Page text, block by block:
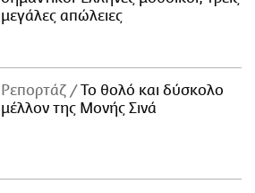
μεγάλες απώλειες
Ρεπορτάζ
Το θολό και δύσκολο
μέλλον της Μονής Σινά